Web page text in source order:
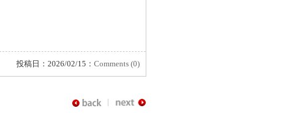
投稿日：2026/02/15： Comments (0)